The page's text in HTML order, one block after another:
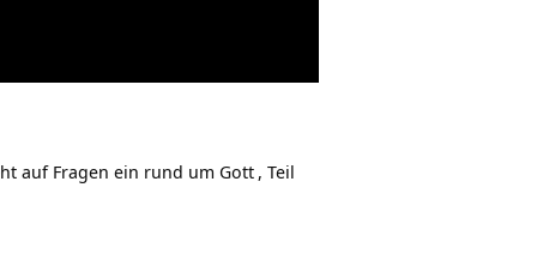
auf Fragen ein rund um Gott , Teil